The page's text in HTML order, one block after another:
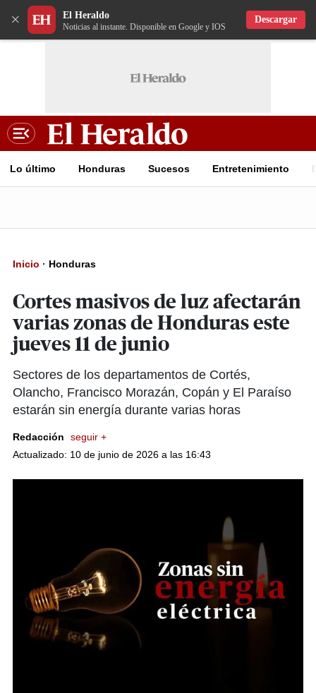
× El Heraldo
Noticias al instante. Disponible en Google y IOS
Descargar
Lo último Honduras Sucesos Entretenimiento
Inicio · Honduras
Cortes masivos de luz afectarán
varias zonas de Honduras este
jueves 11 de junio
Sectores de los departamentos de Cortés,
Olancho, Francisco Morazán, Copán y El Paraíso
estarán sin energía durante varias horas
Redacción
seguir +
Actualizado: 10 de junio de 2026 a las 16:43